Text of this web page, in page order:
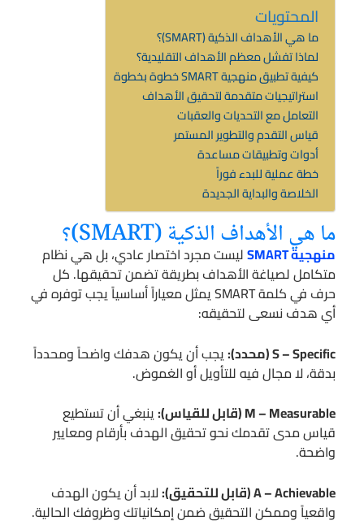
المحتويات
ما هي الأهداف الذكية (SMART)؟
لماذا تفشل معظم الأهداف التقليدية؟
كيفية تطبيق منهجية SMART خطوة بخطوة
استراتيجيات متقدمة لتحقيق الأهداف
التعامل مع التحديات والعقبات
قياس التقدم والتطوير المستمر
أدوات وتطبيقات مساعدة
خطة عملية للبدء فوراً
الخلاصة والبداية الجديدة
ما هي الأهداف الذكية (SMART)؟
منهجية SMART
ليست مجرد اختصار عادي، بل هي نظام
متكامل لصياغة الأهداف بطريقة تضمن تحقيقها. كل
حرف في كلمة SMART يمثل معياراً أساسياً يجب توفره في
أي هدف نسعى لتحقيقه:
S – Specific (محدد):
يجب أن يكون هدفك واضحاً ومحدداً
بدقة، لا مجال فيه للتأويل أو الغموض.
M – Measurable (قابل للقياس):
ينبغي أن تستطيع
قياس مدى تقدمك نحو تحقيق الهدف بأرقام ومعايير
واضحة.
A – Achievable (قابل للتحقيق):
لابد أن يكون الهدف
واقعياً وممكن التحقيق ضمن إمكانياتك وظروفك الحالية.